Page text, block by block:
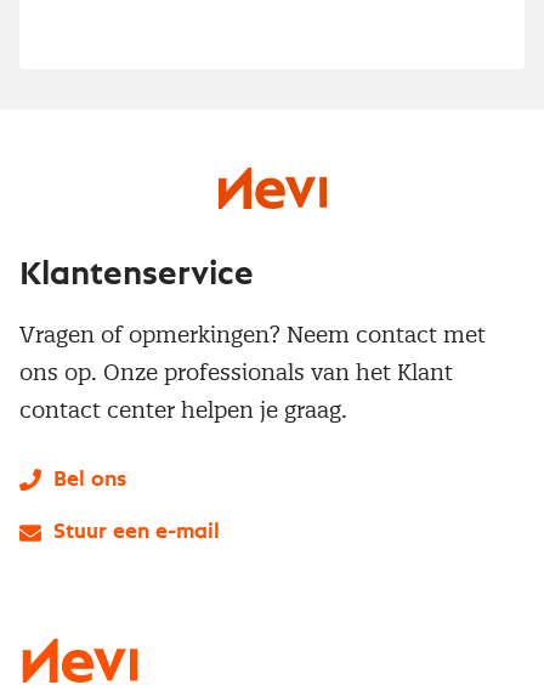
Klantenservice
Vragen of opmerkingen? Neem contact met
ons op. Onze professionals van het Klant
contact center helpen je graag.
Bel ons
Stuur een e-mail